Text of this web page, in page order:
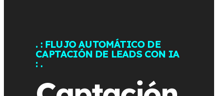
. : FLUJO AUTOMÁTICO DE
CAPTACIÓN DE LEADS CON IA
: .